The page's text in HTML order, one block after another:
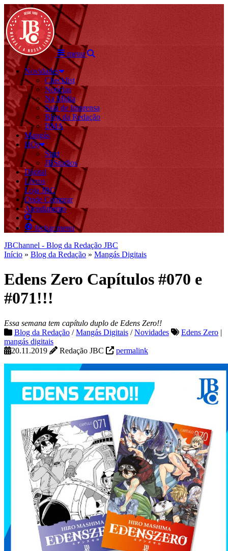
menu
Novidades
Checklist
Notícias
Na Mídia
Sala de Imprensa
Blog da Redação
BMA
Mangás
HQs
Start
JBStudios
Digital
Livros
Loja JBC
Onde Comprar
Atendimento
fechar menu
JBChannel - Blog da Redação JBC
Início » Blog da Redação » Mangás Digitais
Edens Zero Capítulos #070 e
#071!!!
Essa semana tem capítulo duplo de Edens Zero!!
Blog da Redação /Mangás Digitais /Novidades Edens Zero |
mangás digitais
20.11.2019
Redação JBC permalink